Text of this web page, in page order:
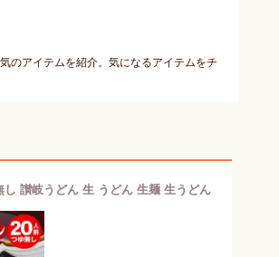
のアイテムを紹介。気になるアイテムをチ
讃岐うどん 生 うどん 生麺 生うどん